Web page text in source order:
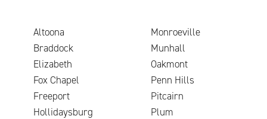
Altoona
Monroeville
Braddock
Munhall
Elizabeth
Oakmont
Fox Chapel
Penn Hills
Freeport
Pitcairn
Hollidaysburg
Plum